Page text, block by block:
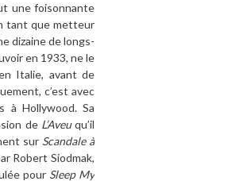
une foisonnante
tant que metteur
dizaine de longs-
en 1933, ne le
Italie, avant de
c’est avec
à Hollywood. Sa
de L’Aveuqu’il
sur Scandale à
Robert Siodmak,
pour Sleep My